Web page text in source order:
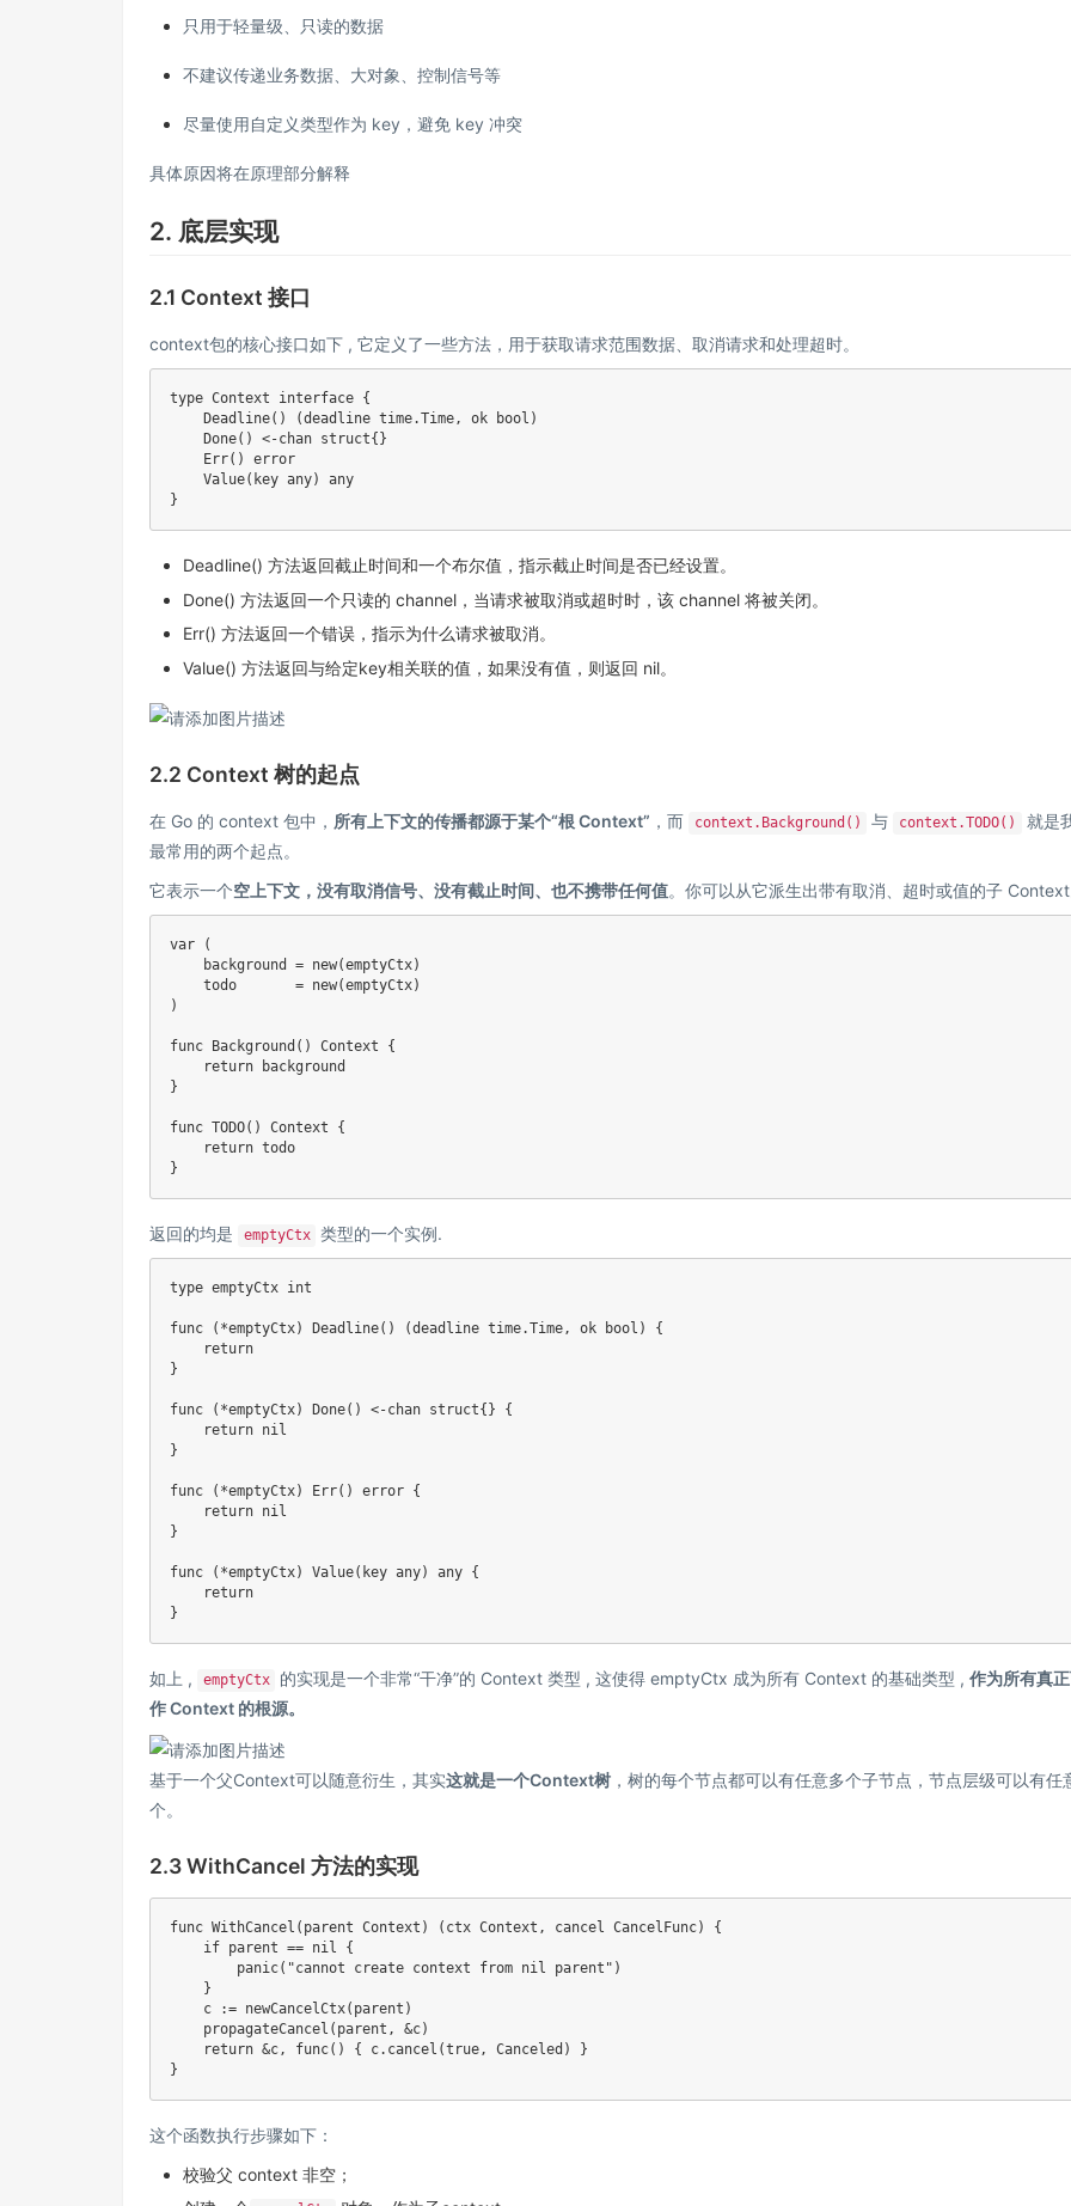
只用于轻量级、只读的数据
不建议传递业务数据、大对象、控制信号等
尽量使用自定义类型作为 key，避免 key 冲突
具体原因将在原理部分解释
2. 底层实现
2.1 Context 接口
context包的核心接口如下 , 它定义了一些方法，用于获取请求范围数据、取消请求和处理超时。
type Context interface {
Deadline( ) (deadline time.Time, ok bool )
Done( ) <-chan struct{ }
Err( )
error
Value( key any)
}
Deadline() 方法返回截止时间和一个布尔值，指示截止时间是否已经设置。
Done() 方法返回一个只读的 channel，当请求被取消或超时时，该 channel 将被关闭。
Err() 方法返回一个错误，指示为什么请求被取消。
Value() 方法返回与给定key相关联的值，如果没有值，则返回 nil。
2.2 Context 树的起点
在 Go 的 context 包中， 所有上下文的传播都源于某个“根 Context” ，而 context.Background() 与 context.TODO()
就是
最常用的两个起点。
它表示一个空上下文，没有取消信号、没有截止时间、也不携带任何值。你可以从它派生出带有取消、超时或值的子 Context
var
(
    background
= new(emptyCtx)
    todo
= new(emptyCtx)
)
func Background ( ) Context {
return
}
func TODO( ) Context {
return
}
返回的均是 emptyCtx 类型的一个实例.
type emptyCtx int
func ( *emptyCtx) Deadline( ) (deadline time.Time, ok bool )
{
return
}
func ( *emptyCtx) Done( ) <-chan struct{ }
{
return nil
}
func ( *emptyCtx) Err( ) error {
return nil
}
func ( *emptyCtx) Value( key any) any {
return
}
如上 , emptyCtx 的实现是一个非常“干净”的 Context 类型 , 这使得 emptyCtx 成为所有 Context 的基础类型 ,作为所有真
作 Context 的根源。
基于一个父Context可以随意衍生，其实这就是一个Context树 ，树的每个节点都可以有任意多个子节点，节点层级可以有任
个。
2.3 WithCancel 方法的实现
func WithCancel ( parent Context ) ( ctx Context , cancel CancelFunc)
{
if parent == nil
{
panic( "cannot create context from nil parent" )
}
    c
:= newCancelCtx( parent )
propagateCancel ( parent , &c)
return &c, func( ) { c. cancel (true, Canceled )
}
}
这个函数执行步骤如下：
校验父 context 非空；